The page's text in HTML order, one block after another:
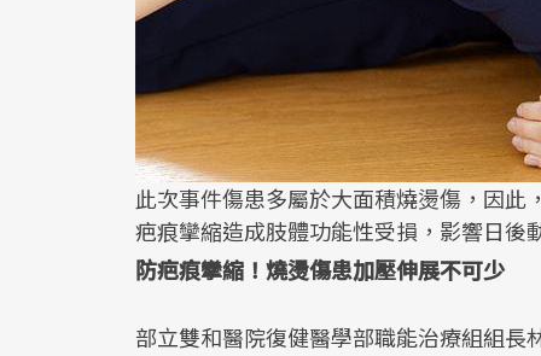
此次事件傷患多屬於大面積燒燙傷，因
疤痕攣縮造成肢體功能性受損，影響日後
防疤痕攣縮！燒燙傷患加壓伸展不可少
部立雙和醫院復健醫學部職能治療組組